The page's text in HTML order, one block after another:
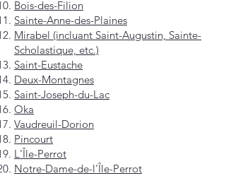
Bois-des-Filion
Sainte-Anne-des-Plaines
Mirabel (incluant Saint-Augustin, Sainte-
Scholastique, etc.)
Saint-Eustache
Deux-Montagnes
Saint-Joseph-du-Lac
Oka
Vaudreuil-Dorion
Pincourt
L'Île-Perrot
Notre-Dame-de-l'Île-Perrot